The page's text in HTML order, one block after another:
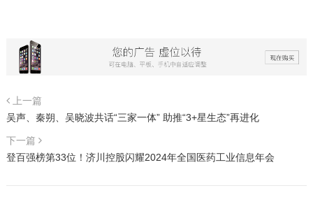
上一篇
吴声、秦朔、吴晓波共话“三家一体” 助推“3+星生态”再进化
下一篇
登百强榜第33位！济川控股闪耀2024年全国医药工业信息年会